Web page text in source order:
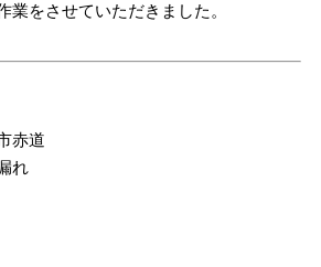
業をさせていただきました。
赤道
れ